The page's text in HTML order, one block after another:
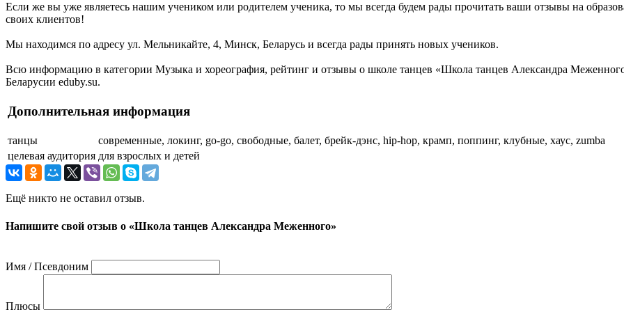
Если же вы уже являетесь нашим учеником или родителем ученика, то мы всегда будем рады прочитать ваши отзывы на
своих клиентов!
Мы находимся по адресу ул. Мельникайте, 4, Минск, Беларусь и всегда рады принять новых учеников.
Всю информацию в категории Музыка и хореография, рейтинг и отзывы о школе танцев «Школа танцев Александра
Беларусии eduby.su.
Дополнительная информация
танцы
современные, локинг, go-go, свободные, балет, брейк-дэнс, hip-hop, крамп, поппинг, клубные, хаус, zumba
целевая аудитория для взрослых и детей
Ещё никто не оставил отзыв.
Напишите свой отзыв о «Школа танцев Александра Меженного»
Имя / Псевдоним
Плюсы